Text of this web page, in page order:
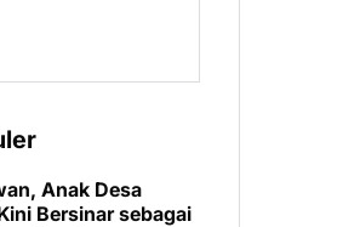
Anak Desa
Bersinar sebagai